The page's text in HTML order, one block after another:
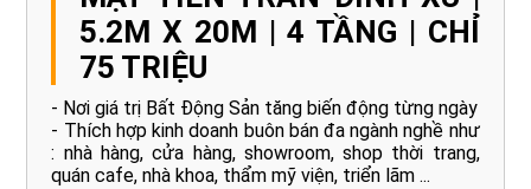
5.2M X 20M | 4 TẦNG | CHỈ
75 TRIỆU
- Nơi giá trị Bất Động Sản tăng biến động từng ngày
- Thích hợp kinh doanh buôn bán đa ngành nghề như
: nhà hàng, cửa hàng, showroom, shop thời trang,
quán cafe, nhà khoa, thẩm mỹ viện, triển lãm ...